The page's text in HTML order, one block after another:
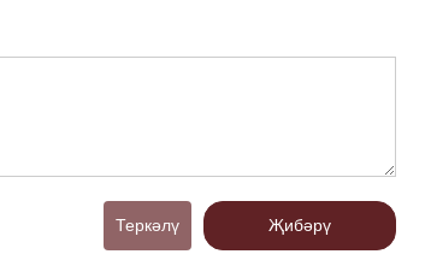
Теркәлү Җибәрү